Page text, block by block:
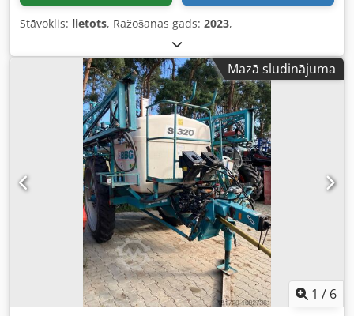
Stāvoklis: lietots, Ražošanas gads: 2023,
Mazā sludinājuma
1 / 6